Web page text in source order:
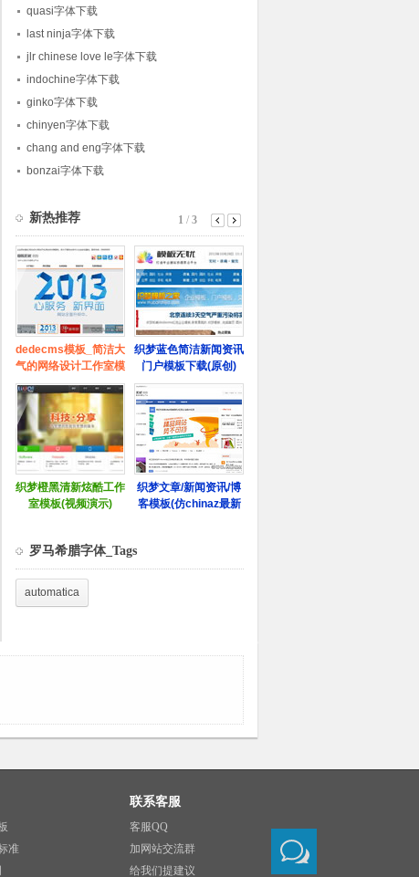
quasi字体下载
last ninja字体下载
jlr chinese love le字体下载
indochine字体下载
ginko字体下载
chinyen字体下载
chang and eng字体下载
bonzai字体下载
罗马希腊字体_Tags
automatica
准
联系客服
客服QQ
加网站交流群
给我们提建议